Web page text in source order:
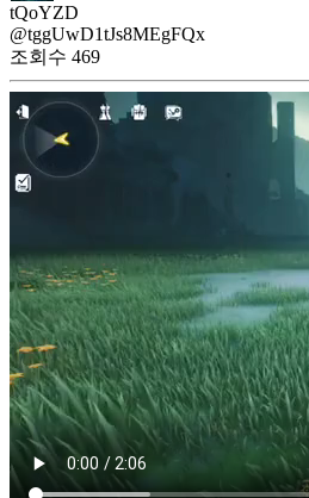
tQoYZD
@tggUwD1tJs8MEgFQx
조회수 469